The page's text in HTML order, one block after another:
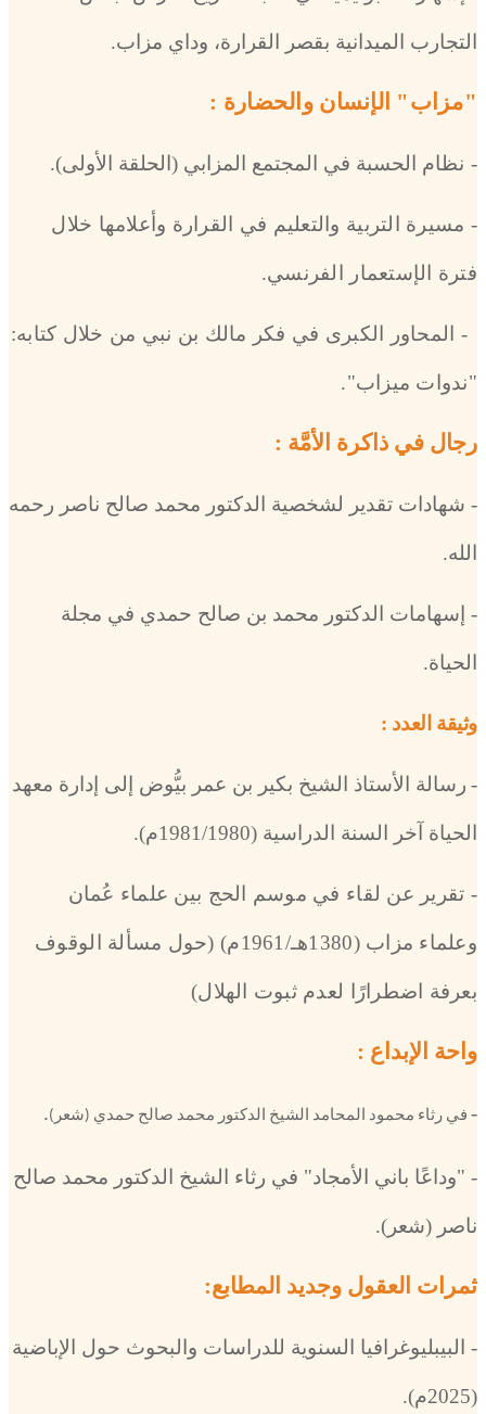
التجارب الميدانية بقصر القرارة، وداي مزاب.
"مزاب" الإنسان والحضارة :
- نظام الحسبة في المجتمع المزابي (الحلقة الأولى).
- مسيرة التربية والتعليم في القرارة وأعلامها خلال
فترة الإستعمار الفرنسي.
- المحاور الكبرى في فكر مالك بن نبي من خلال كتابه:
"ندوات ميزاب".
رجال في ذاكرة الأمَّة :
- شهادات تقدير لشخصية الدكتور محمد صالح ناصر رحمه
الله.
- إسهامات الدكتور محمد بن صالح حمدي في مجلة
الحياة.
وثيقة العدد :
- رسالة الأستاذ الشيخ بكير بن عمر بيُّوض إلى إدارة معهد
الحياة آخر السنة الدراسية (1981/1980م) .
- تقرير عن لقاء في موسم الحج بين علماء عُمان
وعلماء مزاب (1380هـ/1961م) (حول مسألة الوقوف
بعرفة اضطرارًا لعدم ثبوت الهلال)
واحة الإبداع :
- في رثاء محمود المحامد الشيخ الدكتور محمد صالح حمدي (شعر).
- "وداعًا باني الأمجاد" في رثاء الشيخ الدكتور محمد صالح
ناصر (شعر).
ثمرات العقول وجديد المطابع:
- البيبليوغرافيا السنوية للدراسات والبحوث حول الإباضية
(2025م).